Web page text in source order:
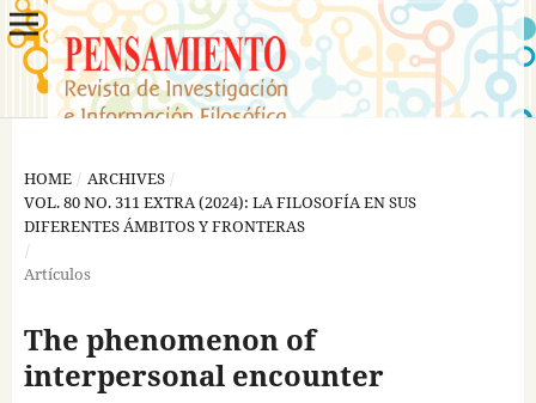
HOME / ARCHIVES /
VOL. 80 NO. 311 EXTRA (2024): LA FILOSOFÍA EN SUS
DIFERENTES ÁMBITOS Y FRONTERAS
/
Artículos
The phenomenon of
interpersonal encounter